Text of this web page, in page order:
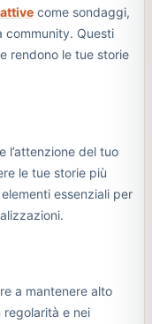
come sondaggi,
community. Questi
rendono le tue storie
l’attenzione del tuo
le tue storie più
essenziali per
a mantenere alto
regolarità e nei